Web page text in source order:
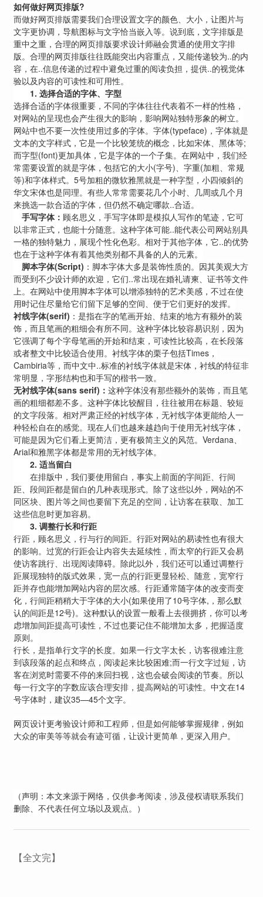
如何做好网页排版?
而做好网页排版需要我们合理设置文字的颜色、大小，让图片与
文字更协调，导航图标与文字恰当嵌入等。说到底，文字排版是
重中之重，合理的网页排版要求设计师融会贯通的使用文字排
版。合理的网页排版往往既能突出内容重点，又能传递较为..的内
容，在..信息传递的过程中避免过重的阅读负担，提供..的视觉体
验以及内容的可读性和可用性。
1.选择合适的字体、字型
选择合适的字体很重要，不同的字体往往代表着不一样的性格，
对网站的呈现也会产生很大的影响，影响网站独特形象的树立。
网站中也不要一次性使用过多的字体。字体(typeface)，字体就是
文本的文字样式，它是一个比较笼统的概念，比如宋体、黑体等;
而字型(font)更加具体，它是字体的一个子集。在网站中，我们经
常需要设置的就是字体，包括它的大小(字号)、字重(加粗、常规
等)和字体样式。5号加粗的微软雅黑就是一种字型，小四倾斜的
华文宋体也是同理。有些人常常需要花几个小时、几周或几个月
来挑选一款合适的字体，但仍然不确定哪款..合适。
手写字体： 顾名思义，手写字体即是模拟人写作的笔迹，它可
以非常正式，也能十分随意。这种字体可能..能代表公司网站别具
一格的独特魅力，展现个性化色彩。相对于其他字体，它..的优势
也在于这种字体有着其他类别都不具备的人的元素。
脚本字体(Script) ：脚本字体大多是装饰性质的。因其美观大方
而受到不少设计师的欢迎，它们..常出现在婚礼请柬、证书等文件
上。在网站中使用脚本字体可以增添独特的艺术美感，不过在使
用时记住尽量给它们留下足够的空间、便于它们更好的发挥。
衬线字体(serif) ：是指在字的笔画开始、结束的地方有额外的装
饰，而且笔画的粗细会有所不同。这种字体比较容易识别，因为
它强调了每个字母笔画的开始和结束，可读性比较高，在长段落
或者整文中比较适合使用。衬线字体的栗子包括Times，
Cambiria等，而中文中..标准的衬线字体就是宋体，衬线的特征非
常明显，字形结构也和手写的楷书一致。
无衬线字体(sans serif) ：这种字体没有那些额外的装饰，而且笔
画的粗细都差不多。这种字体比较醒目，往往被用在标题、较短
的文字段落。相对严肃正经的衬线字体，无衬线字体更能给人一
种轻松自在的感觉。现在人们也越来越趋向于使用无衬线字体，
可能是因为它们看上更简洁，更有极简主义的风范。Verdana、
Arial和雅黑字体都是常用的无衬线字体。
2.适当留白
在排版中，我们要使用留白，事实上前面的字间距、行间
距、段间距都是留白的几种表现形式。除了这些以外，网站的不
同区块、图片等之间也要留下充足的空间，让访客在获取、加工
这些信息时更加容易。
3.调整行长和行距
行距，顾名思义，行与行的间距。行距对网站的易读性也有很大
的影响。过宽的行距会让内容失去延续性，而太窄的行距又会易
使访客跳行、出现阅读障碍。除此以外，我们还可以通过调整行
距展现独特的版式效果，宽一点的行距更显轻松、随意，宽窄行
距并存也能增加网站内容的层次感。行距通常随字体的改变而变
化，行间距稍稍大于字体的大小(如果使用了10号字体,，那么默
认的间距是12号)。这种默认的设置一般看上去很拥挤，你可以考
虑增加间距提高可读性，不过也要记住不能增加太多，把握适度
原则。
行长，是指单行文字的长度。如果一行文字太长，访客很难注意
到该段落的起点和终点，阅读起来比较困难;而一行文字过短，访
客在浏览时需要不停的来回扫视，这也会破会阅读的节奏。所以
每一行文字的字数应该合理安排，提高网站的可读性。中文在14
号字体时，建议35—45个文字。
网页设计更考验设计师和工程师，但是如何能够掌握规律，例如
大众的审美等等就会有迹可循，让设计更简单，更深入用户。
（声明：本文来源于网络，仅供参考阅读，涉及侵权请联系我们
删除、不代表任何立场以及观点。）
【全文完】